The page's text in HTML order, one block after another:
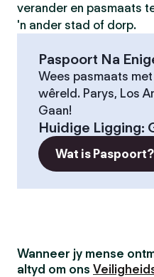
verander en pasmaats
'n ander stad of dorp.
Paspoort Na
Wees pasmaats
wêreld. Parys, Los
Gaan!
Huidige Ligging:
Wat is Paspoort?
Wanneer jy mense
altyd om ons